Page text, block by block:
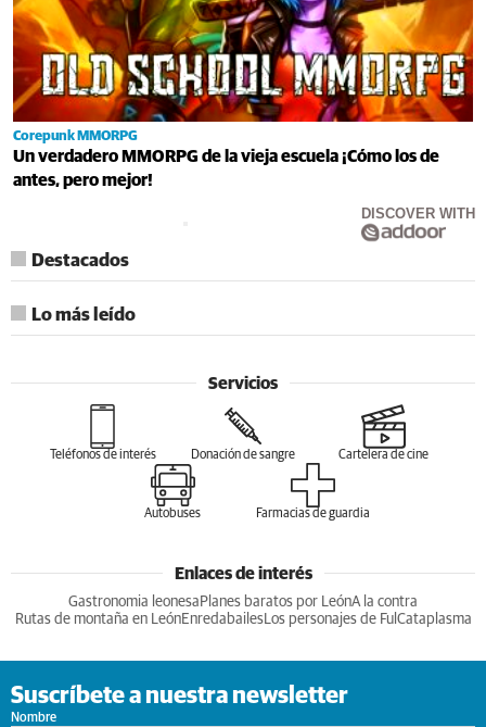
Corepunk MMORPG
Un verdadero MMORPG de la vieja escuela ¡Cómo los de
antes, pero mejor!
DISCOVER WITH
Destacados
Lo más leído
Servicios
Teléfonos de interés Donación de sangre Cartelera de cine
Autobuses Farmacias de guardia
Enlaces de interés
Gastronomia leonesa Planes baratos por LeónA la contra
Rutas de montaña en LeónEnredabailesLos personajes de Ful Cataplasma
Suscríbete a nuestra newsletter
Nombre